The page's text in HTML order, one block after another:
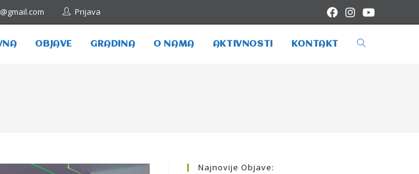
Prijava
OBJAVE GRADINA O NAMA AKTIVNOSTI KONTAKT
Najnovije Objave: